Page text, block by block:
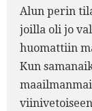
Alun perin
joilla oli jo
huomattiin
Kun